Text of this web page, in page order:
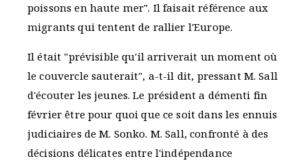
poissons en haute mer". Il faisait référence aux
migrants qui tentent de rallier l'Europe.
Il était "prévisible qu'il arriverait un moment où
le couvercle sauterait", a-t-il dit, pressant M. Sall
d'écouter les jeunes. Le président a démenti fin
février être pour quoi que ce soit dans les ennuis
judiciaires de M. Sonko. M. Sall, confronté à des
décisions délicates entre l'indépendance